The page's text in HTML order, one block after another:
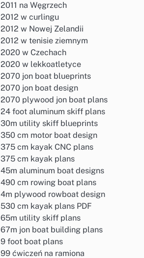
2011 na Węgrzech
2012 w curlingu
2012 w Nowej Zelandii
2012 w tenisie ziemnym
2020 w Czechach
2020 w lekkoatletyce
2070 jon boat blueprints
2070 jon boat design
2070 plywood jon boat plans
24 foot aluminum skiff plans
30m utility skiff blueprints
350 cm motor boat design
375 cm kayak CNC plans
375 cm kayak plans
45m aluminum boat designs
490 cm rowing boat plans
4m plywood rowboat design
530 cm kayak plans PDF
65m utility skiff plans
67m jon boat building plans
9 foot boat plans
99 ćwiczeń na ramiona